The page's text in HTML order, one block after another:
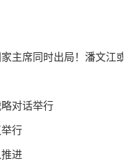
主席同时出局！潘文江或
对话举行
行
进